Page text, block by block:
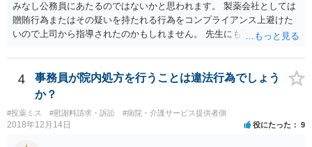
みなし公務員にあたるのではないかと思われます。 製薬会社としては
贈賄行為またはその疑いを持たれる行為をコンプライアンス上避けた
いので上司から指導されたのかもしれません。 先生にも万一迷惑をか
4
事務員が院内処方を行うことは違法行為でしょう
か？
#投薬ミス #慰謝料請求・訴訟 #病院・介護サービス提供者側
2018年12月14日 役にたった 9